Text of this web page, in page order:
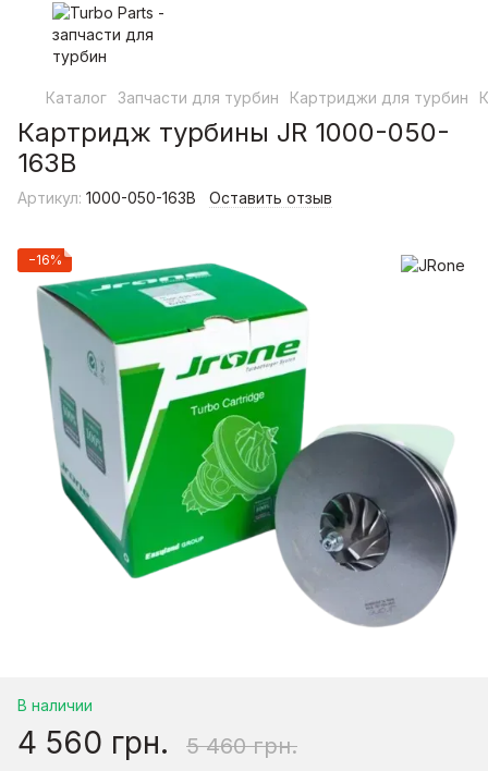
Каталог Запчасти для турбин Картриджи для турбин
Картридж турбины JR 1000-050-
163B
Артикул: 1000-050-163B Оставить отзыв
−16%
В наличии
4 560 грн. 5 460 грн.